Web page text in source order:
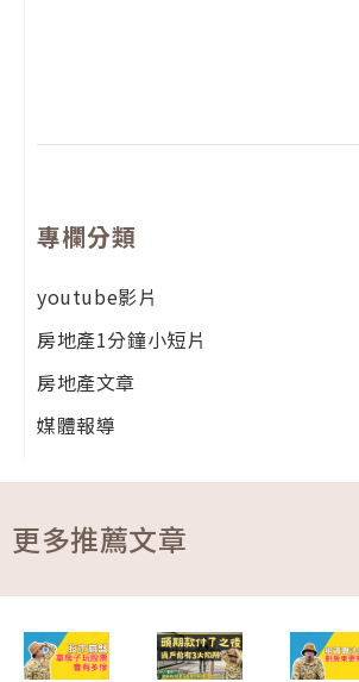
專欄分類
youtube影片
房地產1分鐘小短片
房地產文章
媒體報導
更多推薦文章